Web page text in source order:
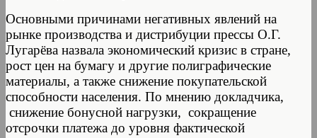
Основными причинами негативных явлений на
рынке производства и дистрибуции прессы О.Г.
Лугарёва назвала экономический кризис в стране,
рост цен на бумагу и другие полиграфические
материалы, а также снижение покупательской
способности населения. По мнению докладчика,
снижение бонусной нагрузки, сокращение
отсрочки платежа до уровня фактической